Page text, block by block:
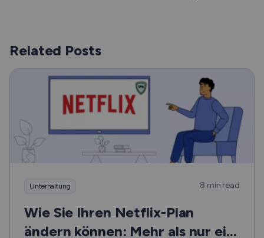
Related Posts
Unterhaltung 8 min read
Wie Sie Ihren Netflix-Plan
ändern können: Mehr als nur ein